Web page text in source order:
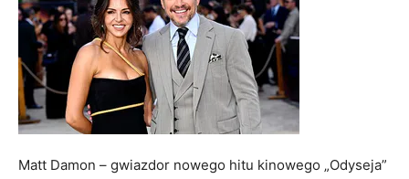
Matt Damon – gwiazdor nowego hitu kinowego „Odyseja”